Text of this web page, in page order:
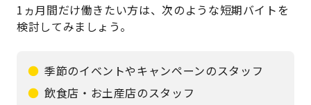
1ヵ月間だけ働きたい方は、次のような短期バイトを
検討してみましょう。
季節のイベントやキャンペーンのスタッフ
飲食店・お土産店のスタッフ